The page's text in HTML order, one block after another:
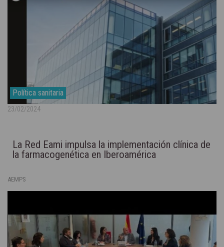
Política sanitaria
23/02/2024
La Red Eami impulsa la implementación clínica de
la farmacogenética en Iberoamérica
AEMPS